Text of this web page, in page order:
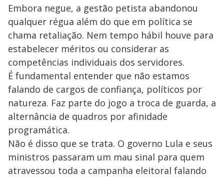
Embora negue, a gestão petista abandonou
qualquer régua além do que em política se
chama retaliação. Nem tempo hábil houve para
estabelecer méritos ou considerar as
competências individuais dos servidores.
É fundamental entender que não estamos
falando de cargos de confiança, políticos por
natureza. Faz parte do jogo a troca de guarda, a
alternância de quadros por afinidade
programática.
Não é disso que se trata. O governo Lula e seus
ministros passaram um mau sinal para quem
atravessou toda a campanha eleitoral falando